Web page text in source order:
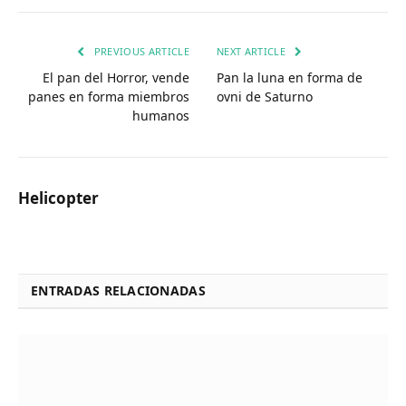
PREVIOUS ARTICLE
El pan del Horror, vende
panes en forma miembros
humanos
NEXT ARTICLE
Pan la luna en forma de
ovni de Saturno
Helicopter
ENTRADAS RELACIONADAS